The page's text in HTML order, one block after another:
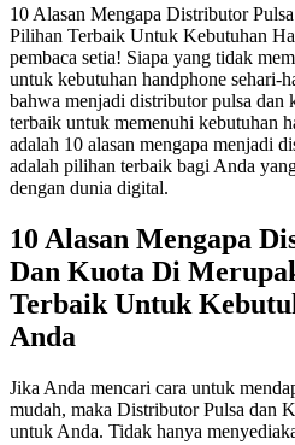
10 Alasan Mengapa Distributor
Pilihan Terbaik Untuk Kebutuhan
pembaca setia! Siapa yang tidak
untuk kebutuhan handphone sehari-
bahwa menjadi distributor pulsa dan
terbaik untuk memenuhi kebutuhan
adalah 10 alasan mengapa menjadi
adalah pilihan terbaik bagi Anda
dengan dunia digital.
10 Alasan Mengapa
Dan Kuota Di
Terbaik Untuk
Anda
Jika Anda mencari cara untuk
mudah, maka Distributor Pulsa dan
untuk Anda. Tidak hanya